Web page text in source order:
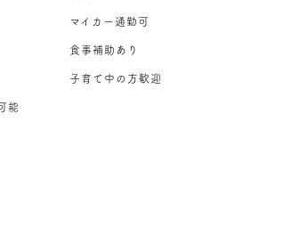
マイカー通勤可
食事補助あり
子育て中の方歓迎
能